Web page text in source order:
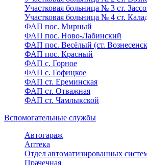
Участковая больница № 3 ст.
Участковая больница № 4 ст.
ФАП пос. Мирный
ФАП пос. Ново-Лабинский
ФАП пос. Весёлый (ст.
ФАП пос. Красный
ФАП с. Горное
ФАП с. Гофицкое
ФАП ст. Ереминская
ФАП ст. Отважная
ФАП ст. Чамлыкской
Вспомогательные службы
Автогараж
Аптека
Отдел автоматизированных
Прачечная